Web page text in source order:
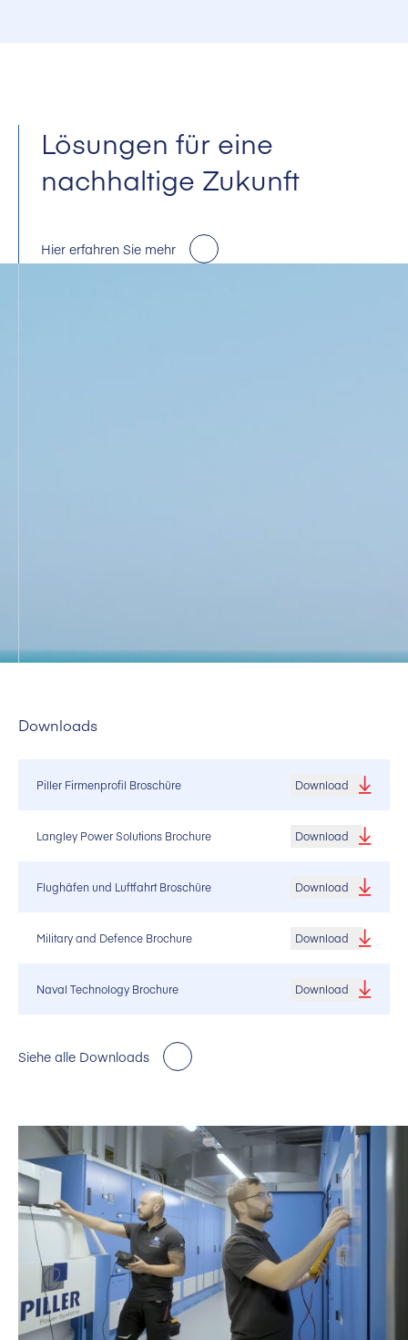
Lösungen für eine
nachhaltige Zukunft
Hier erfahren Sie mehr
Downloads
Piller Firmenprofil Broschüre Download
Langley Power Solutions Brochure Download
Flughäfen und Luftfahrt Broschüre Download
Military and Defence Brochure Download
Naval Technology Brochure Download
Siehe alle Downloads